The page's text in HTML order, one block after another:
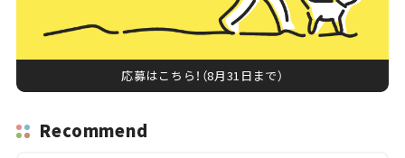
応募はこちら！（8月31日まで）
Recommend